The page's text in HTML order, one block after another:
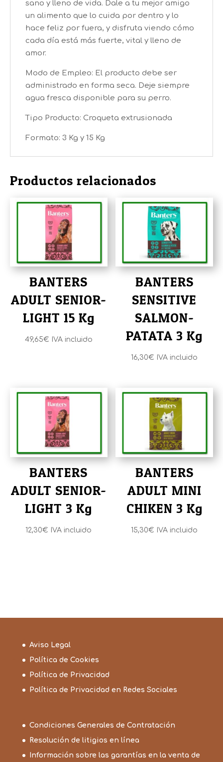
sano y lleno de vida. Dale a tu mejor amigo
un alimento que lo cuida por dentro y lo
hace feliz por fuera, y disfruta viendo cómo
cada día está más fuerte, vital y lleno de
amor.
Modo de Empleo: El producto debe ser
administrado en forma seca. Deje siempre
agua fresca disponible para su perro.
Tipo Producto: Croqueta extrusionada
Formato: 3 Kg y 15 Kg
Productos relacionados
BANTERS
ADULT SENIOR-
LIGHT 15 Kg
49,65€ IVA incluido
BANTERS
SENSITIVE
SALMON-
PATATA 3 Kg
16,30€ IVA incluido
BANTERS
ADULT SENIOR-
LIGHT 3 Kg
12,30€ IVA incluido
BANTERS
ADULT MINI
CHIKEN 3 Kg
15,30€ IVA incluido
Aviso Legal
Política de Cookies
Política de Privacidad
Política de Privacidad en Redes Sociales
Condiciones Generales de Contratación
Resolución de litigios en línea
Información sobre las garantías en la venta de